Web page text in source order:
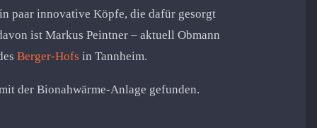
paar innovative Köpfe, die dafür gesorgt
ist Markus Peintner – aktuell Obmann
Berger-Hofs in Tannheim.
der Bionahwärme-Anlage gefunden.